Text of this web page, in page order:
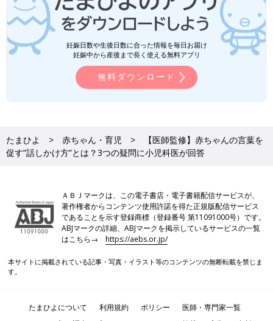
妊娠日数や生後日数に合った情報を毎日お届け
妊娠中から産後まで長く使える無料アプリ
無料ダウンロード
たまひよ 赤ちゃん・育児
【医師監修】赤ちゃんの言葉を
促す”話しかけ方”とは？3つの疑問に小児科医が回答
ＡＢＪマークは、この電子書店・電子書籍配信サービスが、
著作権者からコンテンツ使用許諾を得た正規版配信サービス
であることを示す登録商標（登録番号 第11091000号）です。
ABJマークの詳細、ABJマークを掲示しているサービスの一覧
はこちら→https://aebs.or.jp/
本サイトに掲載されている記事・写真・イラスト等のコンテンツの無断転載を禁じま
す。
たまひよについて 利用規約 ポリシー
医師・専門家一覧